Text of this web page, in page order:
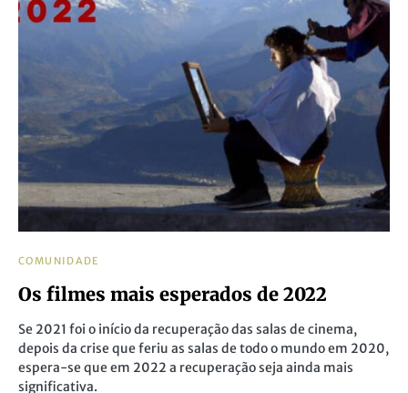
COMUNIDADE
Os filmes mais esperados de 2022
Se 2021 foi o início da recuperação das salas de cinema,
depois da crise que feriu as salas de todo o mundo em 2020,
espera-se que em 2022 a recuperação seja ainda mais
significativa.